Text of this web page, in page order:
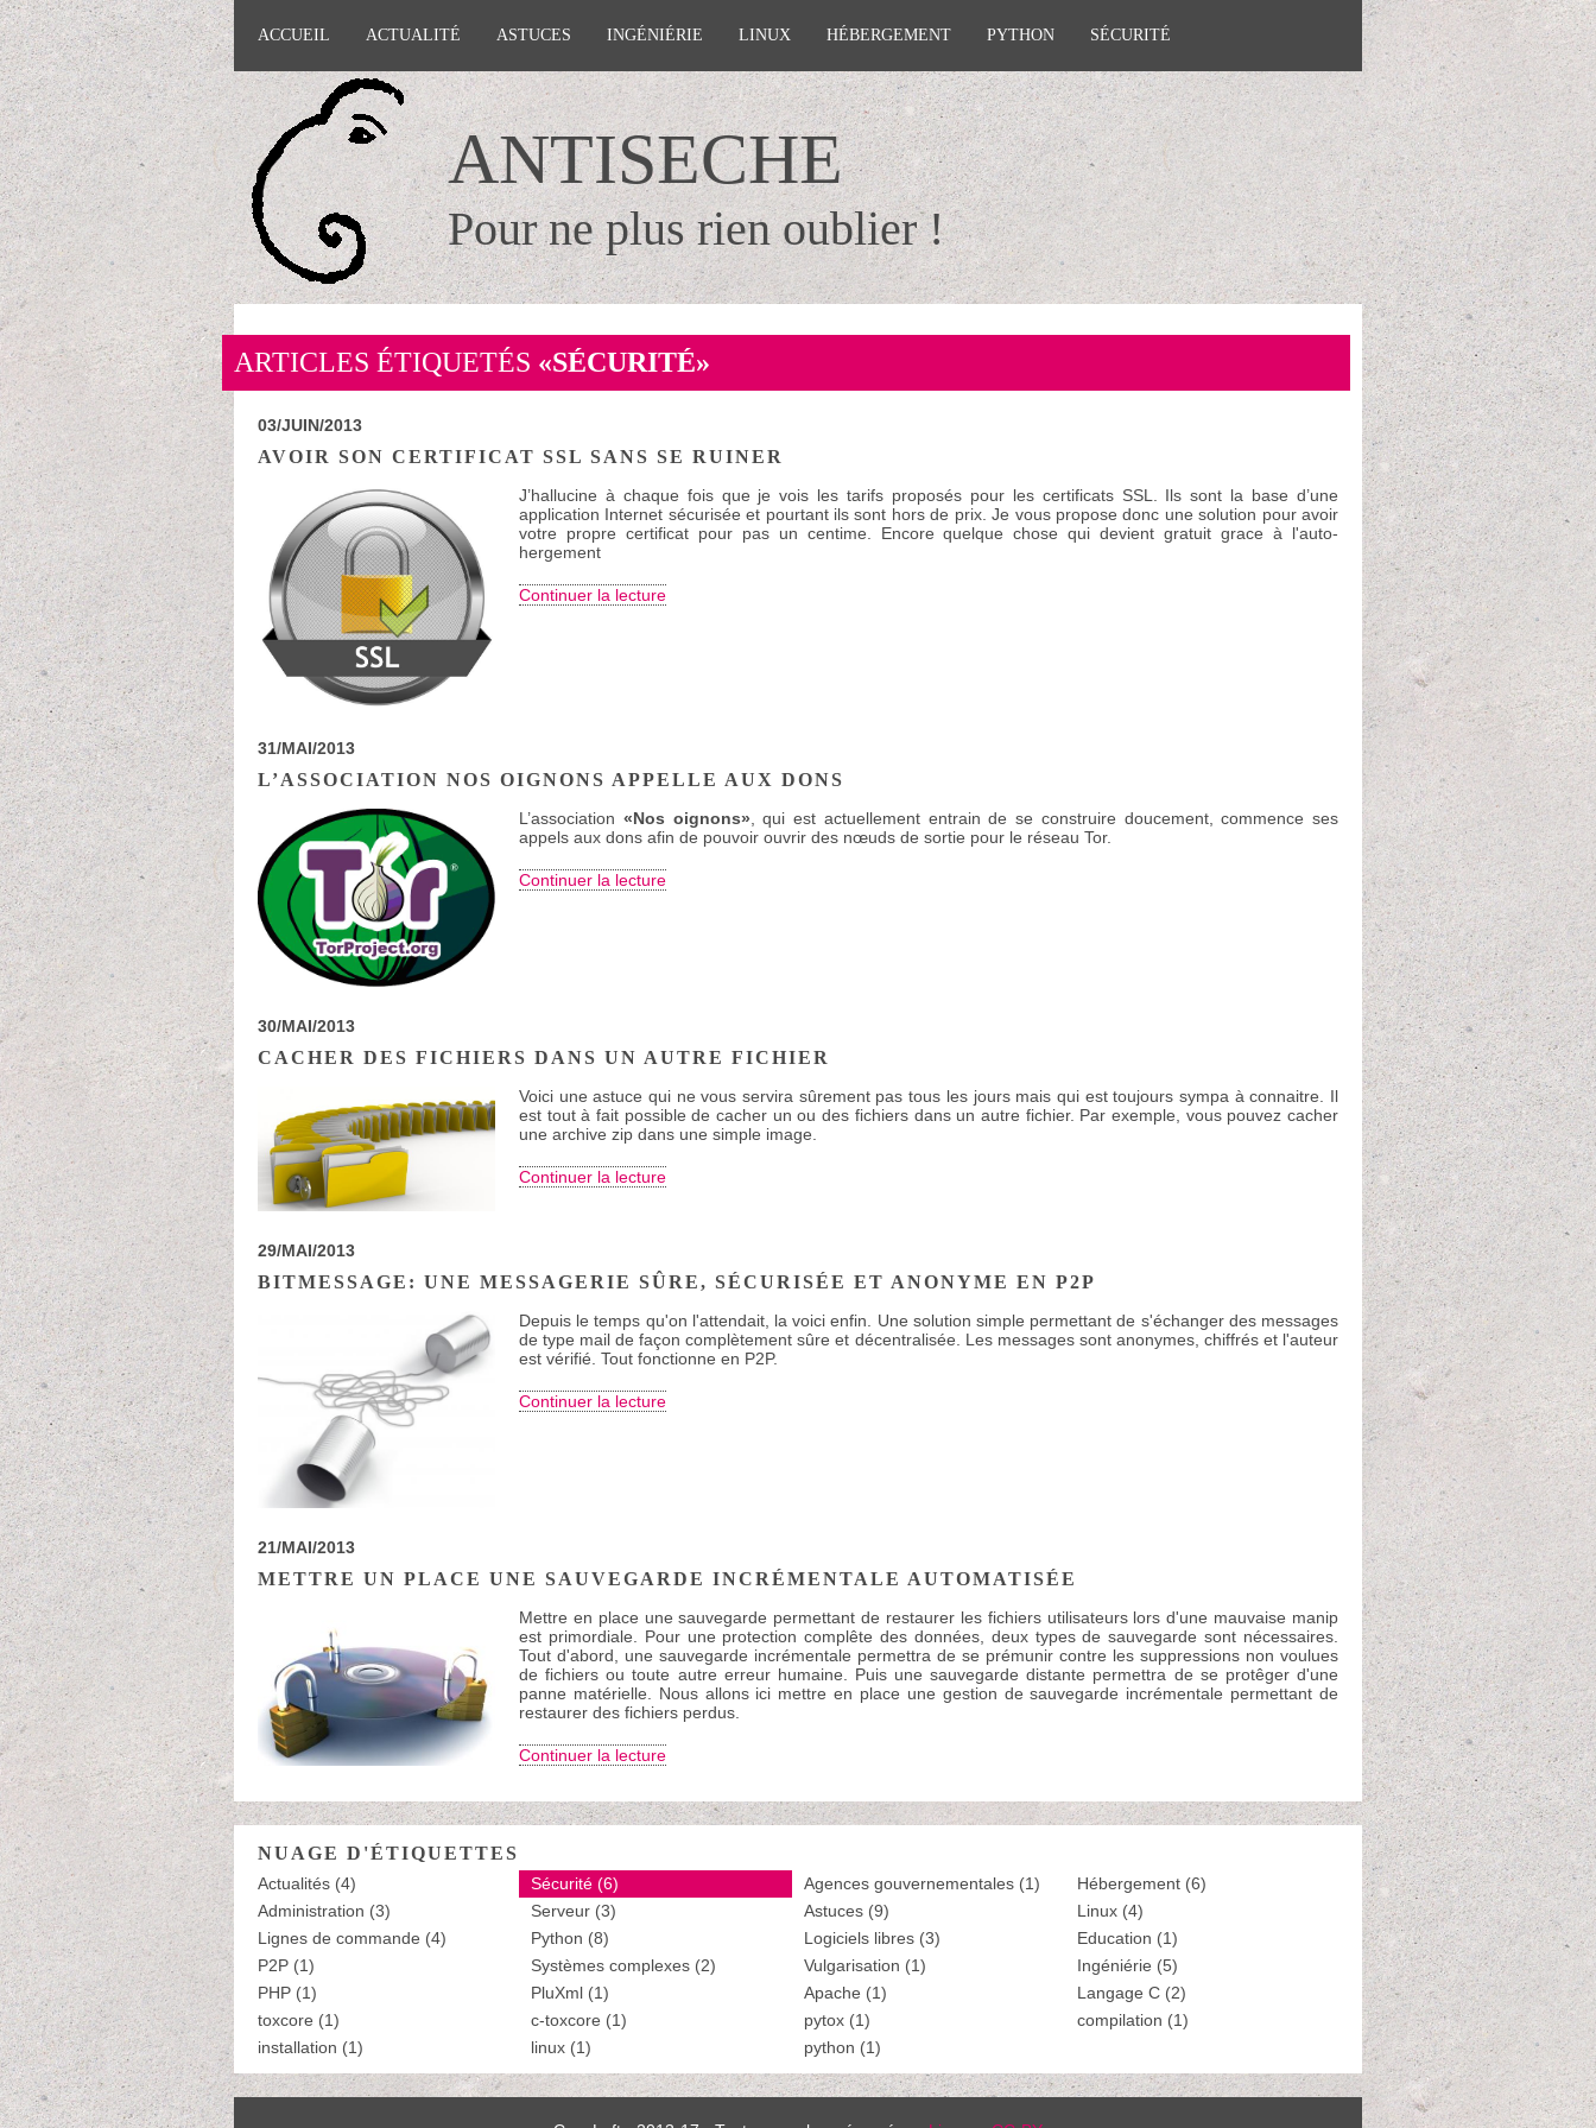
ACCUEIL ACTUALITÉ ASTUCES INGÉNIÉRIE LINUX HÉBERGEMENT PYTHON SÉCURITÉ
ANTISECHE
Pour ne plus rien oublier !
ARTICLES ÉTIQUETÉS SÉCURITÉ
03/JUIN/2013
AVOIR SON CERTIFICAT SSL SANS SE RUINER
J’hallucine à chaque fois que je vois les tarifs proposés pour les certificats SSL. Ils sont la base d’une
application Internet sécurisée et pourtant ils sont hors de prix. Je vous propose donc une solution pour avoir
votre propre certificat pour pas un centime. Encore quelque chose qui devient gratuit grace à l'auto-
hergement
Continuer la lecture
31/MAI/2013
L’ASSOCIATION NOS OIGNONS APPELLE AUX DONS
L’association Nos oignons
, qui est actuellement entrain de se construire doucement, commence ses
appels aux dons afin de pouvoir ouvrir des nœuds de sortie pour le réseau Tor.
Continuer la lecture
30/MAI/2013
CACHER DES FICHIERS DANS UN AUTRE FICHIER
Voici une astuce qui ne vous servira sûrement pas tous les jours mais qui est toujours sympa à connaitre. Il
est tout à fait possible de cacher un ou des fichiers dans un autre fichier. Par exemple, vous pouvez cacher
une archive zip dans une simple image.
Continuer la lecture
29/MAI/2013
BITMESSAGE: UNE MESSAGERIE SÛRE, SÉCURISÉE ET ANONYME EN P2P
Depuis le temps qu'on l'attendait, la voici enfin. Une solution simple permettant de s'échanger des messages
de type mail de façon complètement sûre et décentralisée. Les messages sont anonymes, chiffrés et l'auteur
est vérifié. Tout fonctionne en P2P.
Continuer la lecture
21/MAI/2013
METTRE UN PLACE UNE SAUVEGARDE INCRÉMENTALE AUTOMATISÉE
Mettre en place une sauvegarde permettant de restaurer les fichiers utilisateurs lors d'une mauvaise manip
est primordiale. Pour une protection complête des données, deux types de sauvegarde sont nécessaires.
Tout d'abord, une sauvegarde incrémentale permettra de se prémunir contre les suppressions non voulues
de fichiers ou toute autre erreur humaine. Puis une sauvegarde distante permettra de se protêger d'une
panne matérielle. Nous allons ici mettre en place une gestion de sauvegarde incrémentale permettant de
restaurer des fichiers perdus.
Continuer la lecture
NUAGE D'ÉTIQUETTES
Actualités (4) Sécurité (6) Agences gouvernementales (1)
Hébergement (6)
Administration (3)
Serveur (3) Astuces (9)
Linux (4)
Lignes de commande (4)
Python (8) Logiciels libres (3)
Education (1)
P2P (1)
Systèmes complexes (2) Vulgarisation (1)
Ingéniérie (5)
PHP (1)
PluXml (1) Apache (1)
Langage C (2)
toxcore (1)
c-toxcore (1) pytox (1)
compilation (1)
installation (1)
linux (1) python (1)